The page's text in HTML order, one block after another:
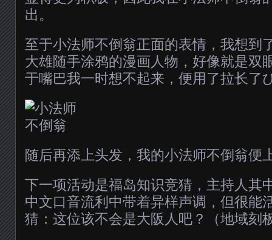
出。
至于小法师不倒翁正面的表情，我想到
大雄随手涂鸦的漫画人物，好像就是双
于嘴巴我一时想不起来，便用了拉长了
随后再添上头发，我的小法师不倒翁便
下一项活动是福岛知识竞猜，主持人其
中文口音流利中带着异样声调，但很能
猜：这位该不会是大阪人吧？（地域